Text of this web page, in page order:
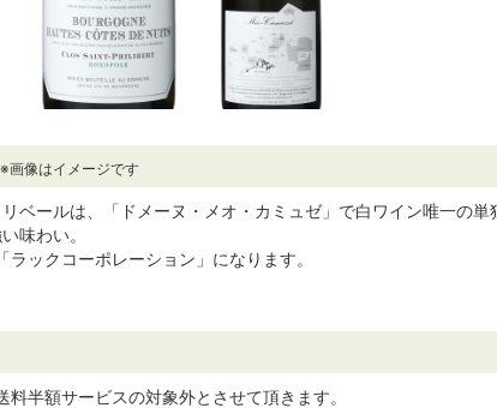
※画像はイメージです
ベールは、「ドメーヌ・メオ・カミュゼ」で白ワイン唯一の
味わい。
ラックコーポレーション」になります。
料半額サービスの対象外とさせて頂きます。